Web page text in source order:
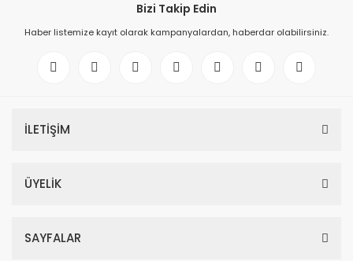
Bizi Takip Edin
Haber listemize kayıt olarak kampanyalardan, haberdar olabilirsiniz.
İLETİŞİM
ÜYELİK
SAYFALAR